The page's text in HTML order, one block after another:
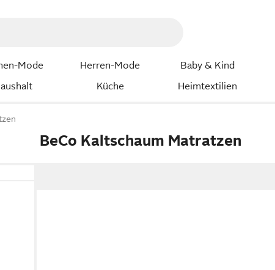
Mode Herren-Mode Baby & Kind
Küche Heimtextilien
BeCo Kaltschaum Matratzen